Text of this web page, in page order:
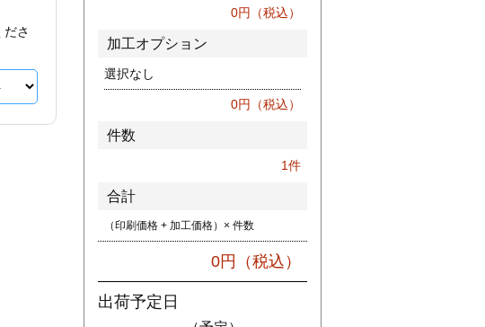
さ
0円（税込）
加工オプション
選択なし
0円（税込）
件数
1件
合計
（印刷価格 + 加工価格）× 件数
0円（税込）
出荷予定日